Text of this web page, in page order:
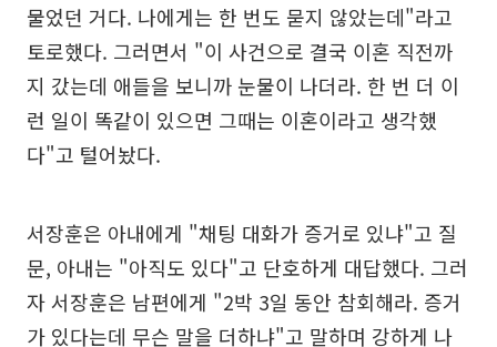
물었던 거다. 나에게는 한 번도 묻지 않았는데"라고
토로했다. 그러면서 "이 사건으로 결국 이혼 직전까
지 갔는데 애들을 보니까 눈물이 나더라. 한 번 더 이
런 일이 똑같이 있으면 그때는 이혼이라고 생각했
다"고 털어놨다.
서장훈은 아내에게 "채팅 대화가 증거로 있냐"고 질
문, 아내는 "아직도 있다"고 단호하게 대답했다. 그러
자 서장훈은 남편에게 "2박 3일 동안 참회해라. 증거
가 있다는데 무슨 말을 더하냐"고 말하며 강하게 나